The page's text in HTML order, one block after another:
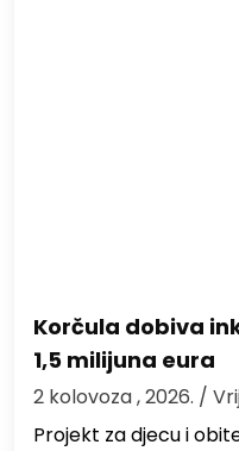
Korčula dobiva
1,5 milijuna eura
2 kolovoza , 2026. /
Projekt za djecu i